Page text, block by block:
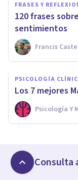
FRASES Y
120 frases
sentimientos
Francis
PSICOLOGÍA
Los 7 mejores
Psicología Y
Consulta